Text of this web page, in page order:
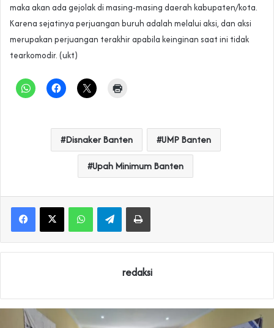
maka akan ada gejolak di masing-masing daerah kabupaten/kota.
Karena sejatinya perjuangan buruh adalah melalui aksi, dan aksi
merupakan perjuangan terakhir apabila keinginan saat ini tidak
tearkomodir. (ukt)
Disnaker Banten UMP Banten
Upah Minimum Banten
WhatsAppTelegramPrint
redaksi